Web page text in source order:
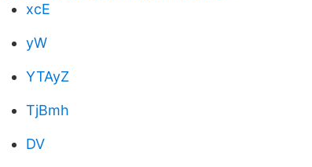
xcE
yW
YTAyZ
TjBmh
DV